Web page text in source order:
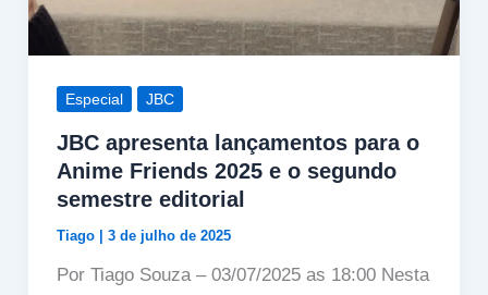
Especial JBC
JBC apresenta lançamentos para o
Anime Friends 2025 e o segundo
semestre editorial
Tiago 3 de julho de 2025
Por Tiago Souza – 03/07/2025 as 18:00 Nesta